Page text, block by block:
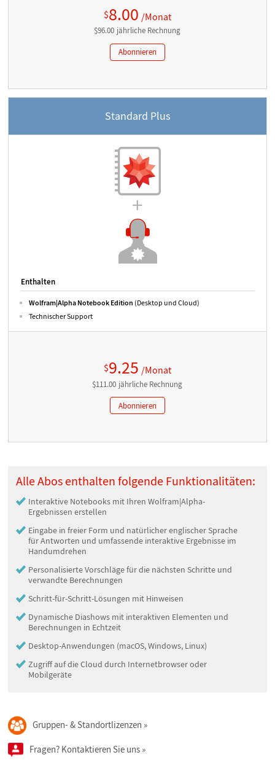
$8.00 /Monat
$96.00 jährliche Rechnung
Abonnieren
Standard Plus
Enthalten
Wolfram|Alpha Notebook Edition (Desktop und Cloud)
Technischer Support
$9.25 /Monat
$111.00 jährliche Rechnung
Abonnieren
Alle Abos enthalten folgende Funktionalitäten:
Interaktive Notebooks mit Ihren Wolfram|Alpha-
Ergebnissen erstellen
Eingabe in freier Form und natürlicher englischer Sprache
für Antworten und umfassende interaktive Ergebnisse im
Handumdrehen
Personalisierte Vorschläge für die nächsten Schritte und
verwandte Berechnungen
Schritt-für-Schritt-Lösungen mit Hinweisen
Dynamische Diashows mit interaktiven Elementen und
Berechnungen in Echtzeit
Desktop-Anwendungen (macOS, Windows, Linux)
Zugriff auf die Cloud durch Internetbrowser oder
Mobilgeräte
Gruppen- & Standortlizenzen
Fragen? Kontaktieren Sie uns